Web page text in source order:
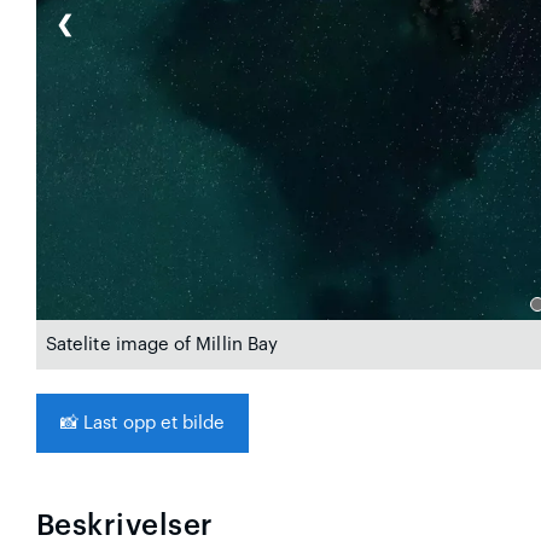
❮
Satelite image of Millin Bay
📸 Last opp et bilde
Beskrivelser